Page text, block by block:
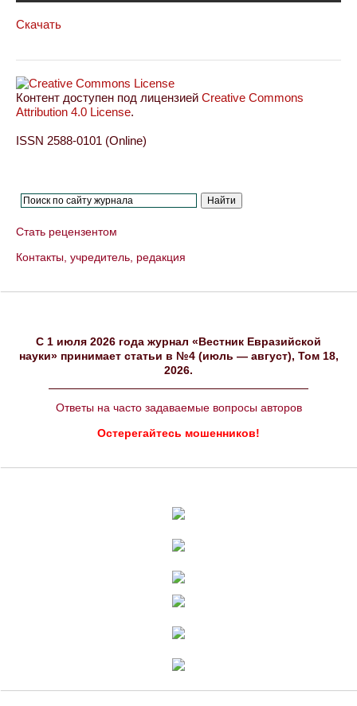
Скачать
Контент доступен под лицензией Creative Commons
Attribution 4.0 License.
ISSN 2588-0101 (Online)
Стать рецензентом
Контакты, учредитель, редакция
C 1 июля 2026 года журнал «Вестник Евразийской
науки» принимает статьи в №4 (июль — август), Том 18,
2026.
Ответы на часто задаваемые вопросы авторов
Остерегайтесь мошенников!